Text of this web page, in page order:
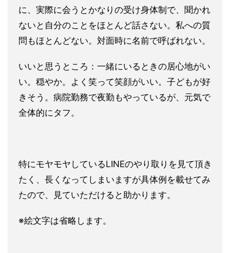
に、実際に会うとかなりの受け身体制で、聞かれ
ないと自分のこ とをほとんど話さない。私への質
問もほとんどない。 対面時に名前で呼ばれない。
いいと思うところ：一緒にいるときの居心地がい
い。穏やか。よく 笑って笑顔がいい。子どもが好
きそう。病院勤務で夜勤もやっているが、元気で
全体的にタフ。
特にモヤモヤしているLINEのやり取りを見て頂き
たく、長くなってしまいますが具体例を載せてみ
たので、見ていただけると助かります。
※絵文字は省略します。